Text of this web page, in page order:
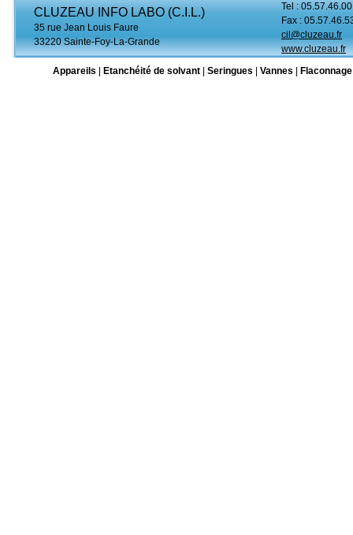
CLUZEAU INFO LABO (C.I.L.)
35 rue Jean Louis Faure
33220 Sainte-Foy-La-Grande
Tel :
Fax :
cil@cluzeau.fr
www.cluzeau.fr
Appareils
Etanchéité de solvant Seringues Vannes Flaconnage